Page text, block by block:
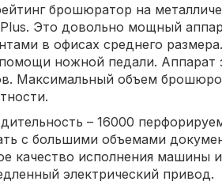
брошюратор на
Это довольно мощный
в офисах среднего
ножной педали. Аппарат
Максимальный объем
– 16000
с большими объемами
качество исполнения машины
электрический привод.